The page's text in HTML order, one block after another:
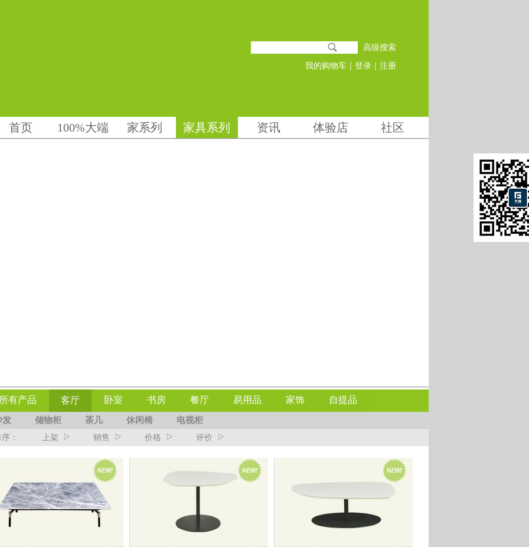
高级搜索
我的购物车｜ 登录｜ 注册
首页 100%大端 家系列 家具系列 资讯 体验店 社区
所有产品 客厅 卧室 书房 餐厅 易用品 家饰 自提品
发 储物柜 茶几 休闲椅 电视柜
： 上架 销售 价格 评价